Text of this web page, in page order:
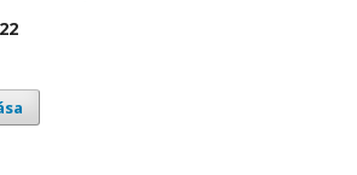
22